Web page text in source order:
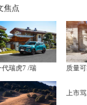
焦点
代瑞虎7 /瑞 质量
上市